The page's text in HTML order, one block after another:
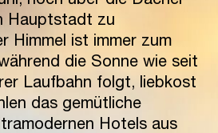
Hauptstadt zu
Himmel ist immer zum
die Sonne wie seit
Laufbahn folgt, liebkost
das gemütliche
Hotels aus